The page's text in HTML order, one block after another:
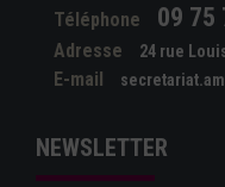
Téléphone 09 75
Adresse 24 rue
E-mail
NEWSLETTER